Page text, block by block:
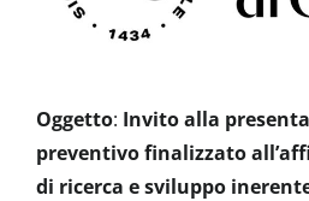
Oggetto: Invito alla
preventivo finalizzato
di ricerca e sviluppo